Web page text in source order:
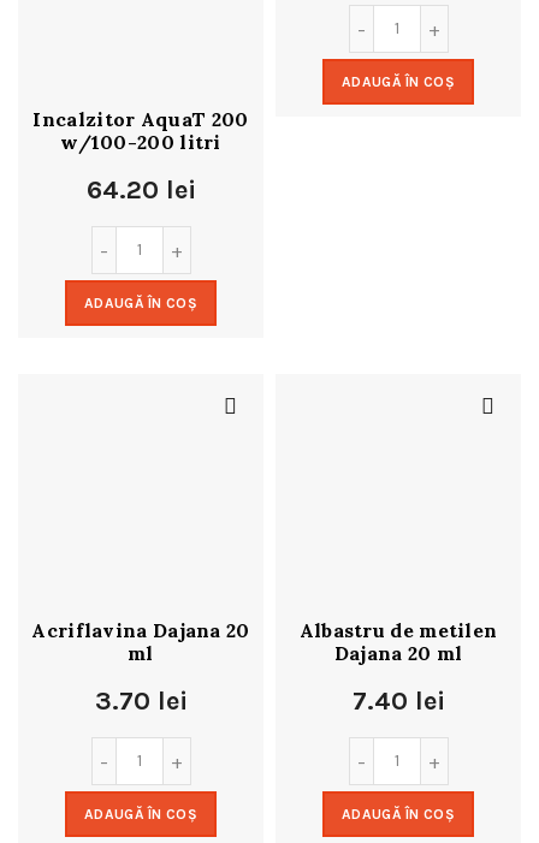
Incalzitor AquaT 200
w/100-200 litri
64.20 lei
ADAUGĂ ÎN COȘ
ADAUGĂ ÎN COȘ
Acriflavina Dajana 20
ml
3.70 lei
ADAUGĂ ÎN COȘ
Albastru de metilen
Dajana 20 ml
7.40 lei
ADAUGĂ ÎN COȘ